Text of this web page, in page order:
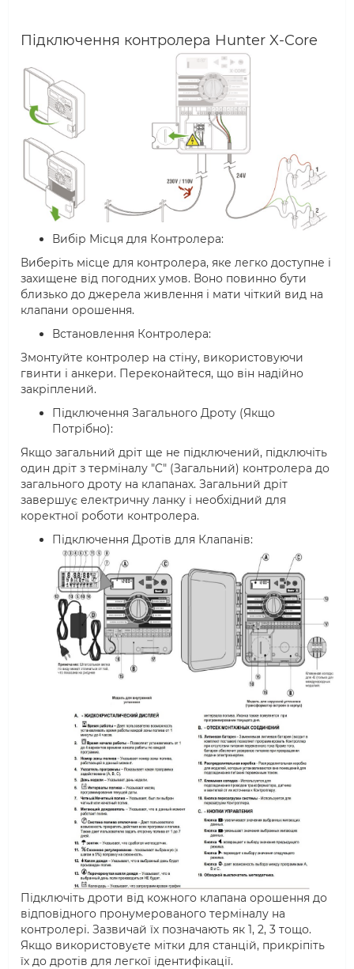
Підключення контролера Hunter X-Core
Вибір Місця для Контролера:
Виберіть місце для контролера, яке легко доступне і
захищене від погодних умов. Воно повинно бути
близько до джерела живлення і мати чіткий вид на
клапани орошення.
Встановлення Контролера:
Змонтуйте контролер на стіну, використовуючи
гвинти і анкери. Переконайтеся, що він надійно
закріплений.
Підключення Загального Дроту (Якщо
Потрібно):
Якщо загальний дріт ще не підключений, підключіть
один дріт з терміналу "C" (Загальний) контролера до
загального дроту на клапанах. Загальний дріт
завершує електричну ланку і необхідний для
коректної роботи контролера.
Підключення Дротів для Клапанів:
Підключіть дроти від кожного клапана орошення до
відповідного пронумерованого терміналу на
контролері. Зазвичай їх позначають як 1, 2, 3 тощо.
Якщо використовуєте мітки для станцій, прикріпіть
їх до дротів для легкої ідентифікації.